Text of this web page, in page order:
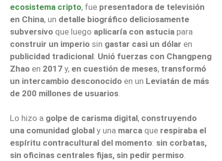
ecosistema cripto, fue presentadora de televisión
en China, un detalle biográfico deliciosamente
subversivo que luego aplicaría con astucia para
construir un imperio sin gastar casi un dólar en
publicidad tradicional Unió fuerzas con Changpeng
Zhao en 2017 y, en cuestión de meses, transformó
un intercambio desconocido en un Leviatán de más
de 200 millones de usuarios
Lo hizo a golpe de carisma digital, construyendo
una comunidad global y una marca que respiraba el
espíritu contracultural del momento: sin corbatas,
sin oficinas centrales fijas, sin pedir permiso.